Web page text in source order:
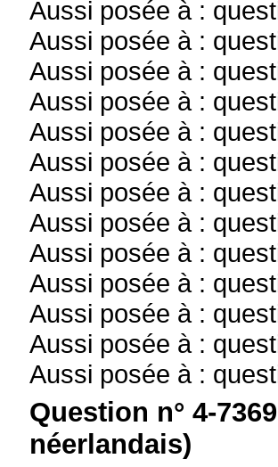
Aussi posée à :
Aussi posée à :
Aussi posée à :
Aussi posée à :
Aussi posée à :
Aussi posée à :
Aussi posée à :
Aussi posée à :
Aussi posée à :
Aussi posée à :
Aussi posée à :
Aussi posée à :
Aussi posée à :
Question n° 4-
néerlandais)